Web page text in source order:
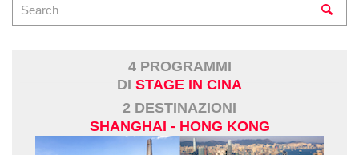
4 PROGRAMMI
DI STAGE IN CINA
2 DESTINAZIONI
SHANGHAI - HONG KONG